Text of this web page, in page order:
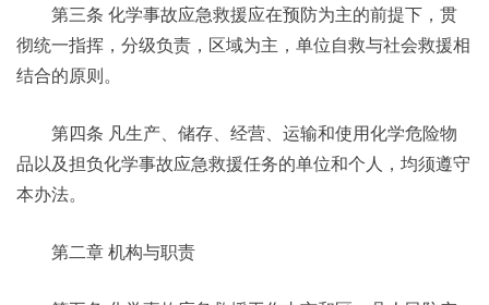
第三条 化学事故应急救援应在预防为主的前提下，贯
彻统一指挥，分级负责，区域为主，单位自救与社会救援相
结合的原则。
第四条 凡生产、储存、经营、运输和使用化学危险物
品以及担负化学事故应急救援任务的单位和个人，均须遵守
本办法。
第二章 机构与职责